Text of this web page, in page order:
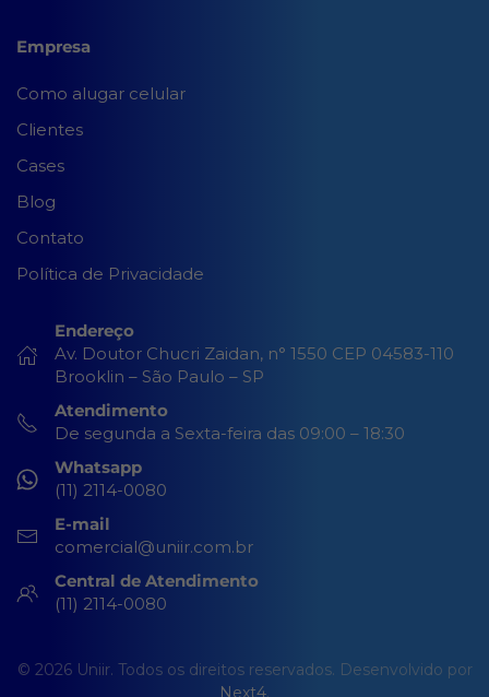
Empresa
Como alugar celular
Clientes
Cases
Blog
Contato
Política de Privacidade
Endereço
Av. Doutor Chucri Zaidan, n° 1550 CEP 04583-110
Brooklin – São Paulo – SP
Atendimento
De segunda a Sexta-feira das 09:00 – 18:30
Whatsapp
(11) 2114-0080
E-mail
comercial@uniir.com.br
Central de Atendimento
(11) 2114-0080
© 2026 Uniir. Todos os direitos reservados. Desenvolvido por
Next4.